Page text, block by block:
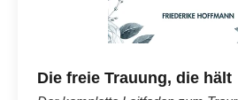
Die freie Trauung, die hält